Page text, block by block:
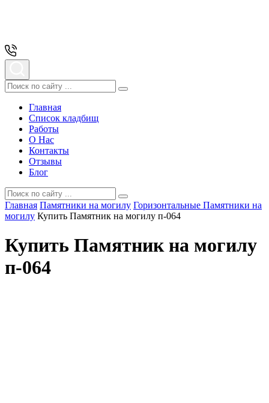
Главная
Список кладбищ
Работы
О Нас
Контакты
Отзывы
Блог
Главная Памятники на могилу Горизонтальные Памятники на
могилу Купить Памятник на могилу п-064
Купить Памятник на могилу
п-064